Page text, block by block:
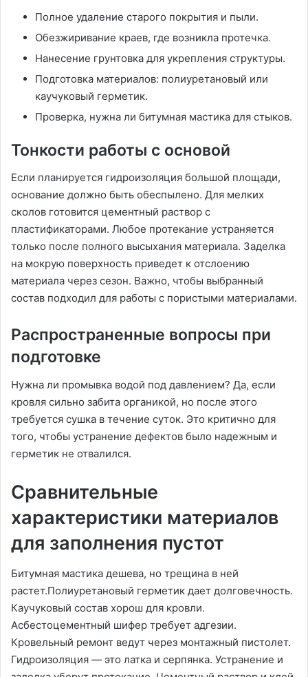
Полное удаление старого покрытия и пыли.
Обезжиривание краев, где возникла протечка.
Нанесение грунтовка для укрепления структуры.
Подготовка материалов: полиуретановый или
каучуковый герметик.
Проверка, нужна ли битумная мастика для стыков.
Тонкости работы с основой
Если планируется гидроизоляция большой площади,
основание должно быть обеспылено. Для мелких
сколов готовится цементный раствор с
пластификаторами. Любое протекание устраняется
только после полного высыхания материала. Заделка
на мокрую поверхность приведет к отслоению
материала через сезон. Важно, чтобы выбранный
состав подходил для работы с пористыми материалами.
Распространенные вопросы при
подготовке
Нужна ли промывка водой под давлением? Да, если
кровля сильно забита органикой, но после этого
требуется сушка в течение суток. Это критично для
того, чтобы устранение дефектов было надежным и
герметик не отвалился.
Сравнительные
характеристики материалов
для заполнения пустот
Битумная мастика дешева, но трещина в ней
растет.Полиуретановый герметик дает долговечность.
Каучуковый состав хорош для кровли.
Асбестоцементный шифер требует адгезии.
Кровельный ремонт ведут через монтажный пистолет.
Гидроизоляция — это латка и серпянка. Устранение и